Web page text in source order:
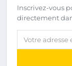
Inscrivez-vous
directement
Votre adresse